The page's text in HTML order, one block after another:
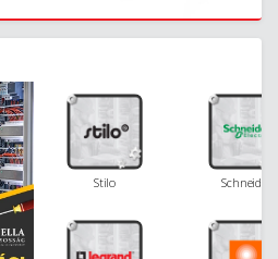
Stilo Schneider